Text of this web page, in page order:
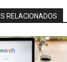
RELACIONADOS